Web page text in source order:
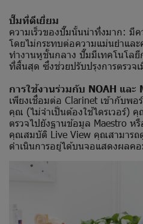
ปั๊มที่ดีเยี่ยม
ความเร็วของปั๊มนั้นน่าทึ่งมาก: มีค
โดยไม่กระทบต่อความแม่นยำแล
ทำงานหูชั้นกลาง ปั๊มมีเทคโนโล
ที่สิ้นสุด ซึ่งช่วยปรับปรุงการตรวจ
การใช้งานร่วมกับ NOAH และ
เพียงเชื่อมต่อ Clarinet เข้ากับพ
คุณ (ไม่จำเป็นต้องใช้ไดรเวอร์)
ตรวจไปยังฐานข้อมูล Maestro ห
คุณสมบัติ Live View คุณสามารถ
ดำเนินการอยู่ได้บนจอแสดงผลค